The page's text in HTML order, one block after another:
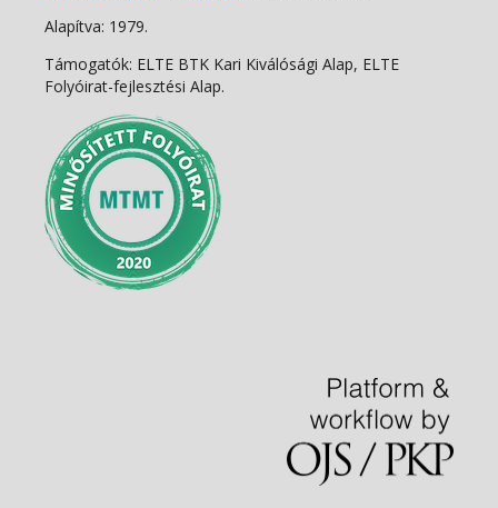
Alapítva: 1979.
Támogatók: ELTE BTK Kari Kiválósági Alap, ELTE
Folyóirat-fejlesztési Alap.